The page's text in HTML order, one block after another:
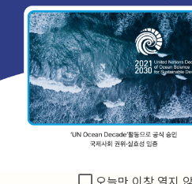
숫자로 보는 역대